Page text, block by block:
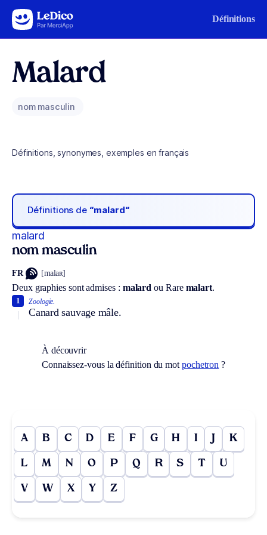
Aller au contenu Définitions
Malard
nom masculin
Définitions, synonymes, exemples en français
Définitions de “malard“
malard
nom masculin
FR [malaʀ]
Deux graphies sont admises : malard ou Rare malart.
Zoologie.
Canard sauvage mâle.
1
À découvrir
Connaissez-vous la définition du mot pochetron ?
A B C D E F G H I J K
L M N O P Q R S T U
V W X Y Z